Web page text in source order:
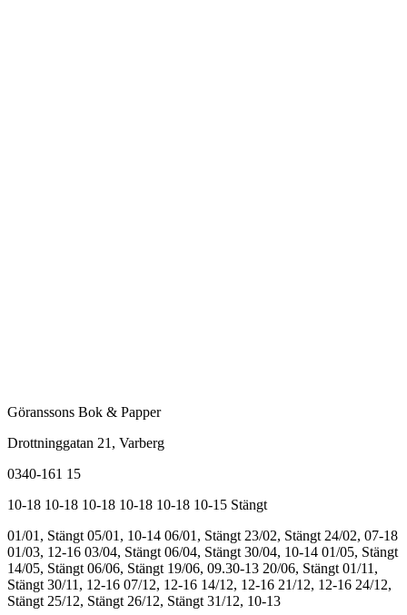
Göranssons Bok & Papper
Drottninggatan 21 , Varberg
0340-161 15
10-18 10-18 10-18 10-18 10-18 10-15 Stängt
01/01, Stängt 05/01, 10-14 06/01, Stängt 23/02, Stängt 24/02, 07-18
01/03, 12-16 03/04, Stängt 06/04, Stängt 30/04, 10-14 01/05, Stängt
14/05, Stängt 06/06, Stängt 19/06, 09.30-13 20/06, Stängt 01/11,
Stängt 30/11, 12-16 07/12, 12-16 14/12, 12-16 21/12, 12-16 24/12,
Stängt 25/12, Stängt 26/12, Stängt 31/12, 10-13